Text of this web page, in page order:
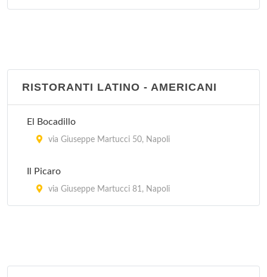
RISTORANTI LATINO - AMERICANI
El Bocadillo
via Giuseppe Martucci 50, Napoli
Il Picaro
via Giuseppe Martucci 81, Napoli